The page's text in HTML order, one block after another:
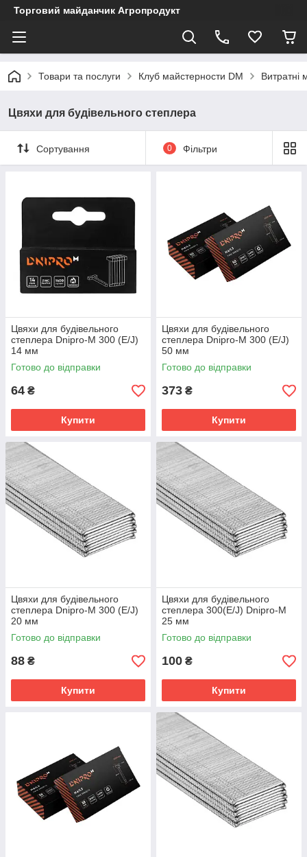
Торговий майданчик Агропродукт
Товари та послуги Клуб майстерности DM Витратні
Цвяхи для будівельного степлера
Сортування 0 Фільтри
Цвяхи для будівельного
степлера Dnipro-M 300 (E/J)
14 мм
Готово до відправки
64 ₴
Купити
Цвяхи для будівельного
степлера Dnipro-M 300 (E/J)
50 мм
Готово до відправки
373 ₴
Купити
Цвяхи для будівельного
степлера Dnipro-M 300 (E/J)
20 мм
Готово до відправки
88 ₴
Купити
Цвяхи для будівельного
степлера 300(E/J) Dnipro-M
25 мм
Готово до відправки
100 ₴
Купити